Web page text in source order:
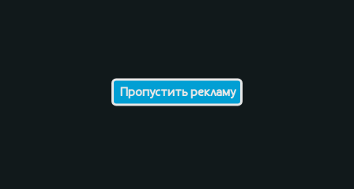
Пропустить рекламу